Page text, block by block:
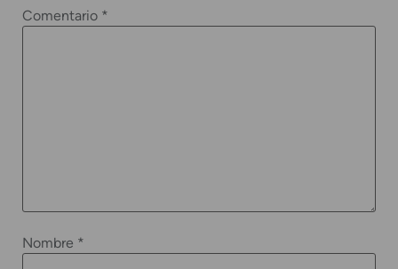
Comentario *
Nombre *